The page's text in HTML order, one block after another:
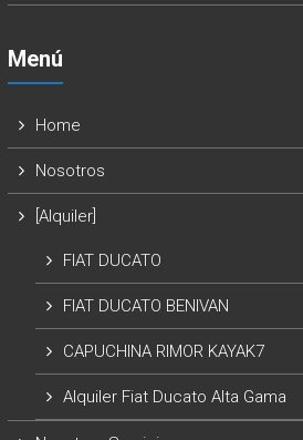
Menú
Home
Nosotros
[Alquiler]
FIAT DUCATO
FIAT DUCATO BENIVAN
CAPUCHINA RIMOR KAYAK7
Alquiler Fiat Ducato Alta Gama